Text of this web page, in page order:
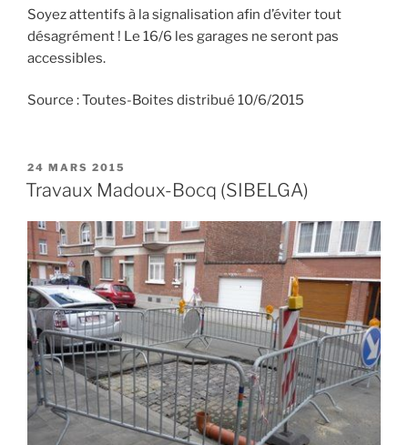
Soyez attentifs à la signalisation afin d’éviter tout
désagrément ! Le 16/6 les garages ne seront pas
accessibles.
Source : Toutes-Boites distribué 10/6/2015
PUBLIÉ
LE
24 MARS 2015
Travaux Madoux-Bocq (SIBELGA)